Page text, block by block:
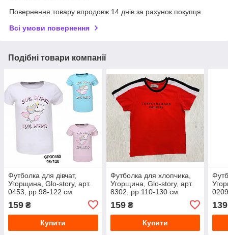
Повернення товару впродовж 14 днів за рахунок покупця
Всі умови повернення
Подібні товари компанії
Футболка для дівчат,
Угорщина, Glo-story, арт.
0453, рр 98-122 см
159 ₴
Купити
Футболка для хлопчика,
Угорщина, Glo-story, арт.
8302, рр 110-130 см
159₴
Купити
139